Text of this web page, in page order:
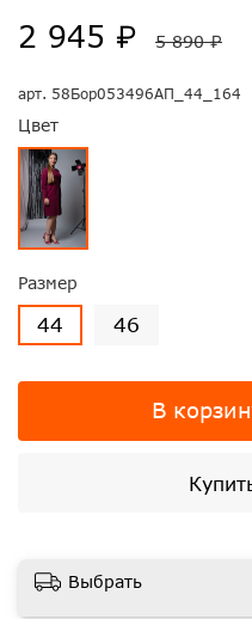
арт. 58Бор053496АП_44_164
Цвет
Размер
44 46
2 945 ₽ 5 890 ₽
В
Выбрать